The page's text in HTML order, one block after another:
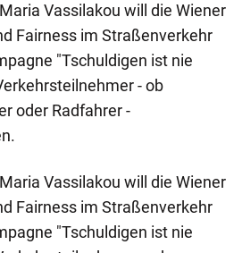
Vassilakou will die Wiener
Fairness im Straßenverkehr
"Tschuldigen ist nie
- ob
oder Radfahrer -
Vassilakou will die Wiener
Fairness im Straßenverkehr
"Tschuldigen ist nie